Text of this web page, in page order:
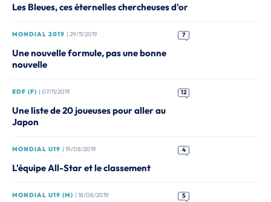
Les Bleues, ces éternelles chercheuses d'or
MONDIAL 2019 | 29/11/2019 7
Une nouvelle formule, pas une bonne
nouvelle
EDF (F) | 07/11/2019 12
Une liste de 20 joueuses pour aller au
Japon
MONDIAL U19 | 19/08/2019 4
L'équipe All-Star et le classement
MONDIAL U19 (M) | 18/08/2019 5